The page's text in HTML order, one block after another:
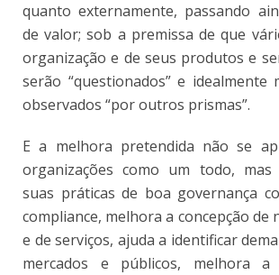
quanto externamente, passando
de valor; sob a premissa de que
organização e de seus produtos e
serão “questionados” e idealmente
observados “por outros prismas”.
E a melhora pretendida não se
organizações como um todo, mas
suas práticas de boa governança
compliance, melhora a concepção de
e de serviços, ajuda a identificar
mercados e públicos, melhora a